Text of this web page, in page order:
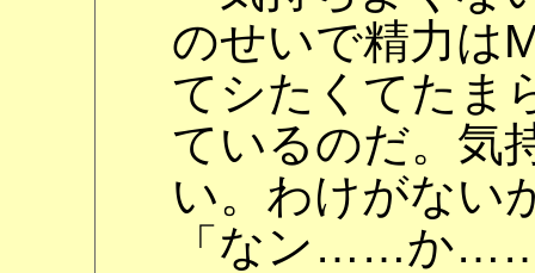
のせいで精力は
てシたくてたま
ているのだ。気
い。わけがな
「なン……か……